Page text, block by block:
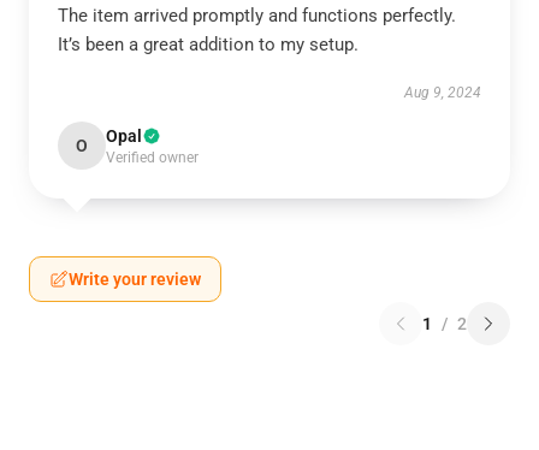
The item arrived promptly and functions perfectly.
It’s been a great addition to my setup.
Aug 9, 2024
O Opal
Verified owner
Write your review
1 / 2